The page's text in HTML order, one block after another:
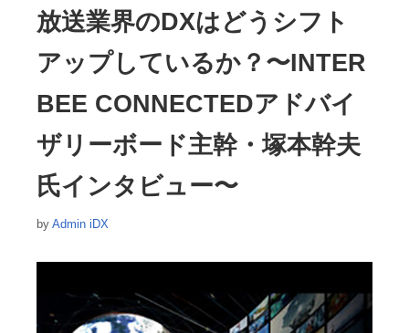
リ
ー
放送業界のDXはどうシフト
アップしているか？〜INTER
BEE CONNECTEDアドバイ
ザリーボード主幹・塚本幹夫
氏インタビュー〜
by Admin iDX